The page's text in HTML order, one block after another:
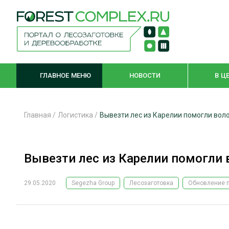
ГЛАВНОЕ МЕНЮ НОВОСТИ В
ЛЕСОЗАГОТОВКА
ОБРАБОТКА ДРЕВЕСИНЫ
Главная / Логистика / Вывезти лес из Карелии помогли
Вывезти лес из Карелии помогли
29.05.2020 Segezha Group Лесозаготовка Обновление